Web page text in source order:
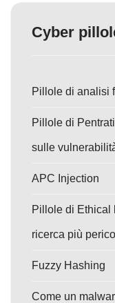
Cyber
Pillole di analisi
Pillole di
sulle
APC Injection
Pillole di Ethical
ricerca più
Fuzzy Hashing
Come un